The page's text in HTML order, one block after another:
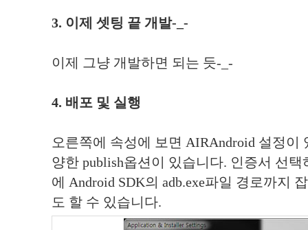
3. 이제 셋팅 끝 개발-_-
이제 그냥 개발하면 되는 듯-_-
4. 배포 및 실행
오른쪽에 속성에 보면 AIRAndroid 설정이
양한 publish옵션이 있습니다. 인증서 선
에 Android SDK의 adb.exe파일 경로까지
도 할 수 있습니다.